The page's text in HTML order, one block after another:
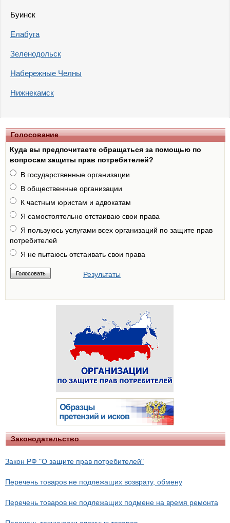
Буинск
Елабуга
Зеленодольск
Набережные Челны
Нижнекамск
Голосование
Куда вы предпочитаете обращаться за помощью по
вопросам защиты прав потребителей?
В государственные организации
В общественные организации
К частным юристам и адвокатам
Я самостоятельно отстаиваю свои права
Я пользуюсь услугами всех организаций по защите прав
потребителей
Я не пытаюсь отстаивать свои права
Результаты
Законодательство
Закон РФ "О защите прав потребителей"
Перечень товаров не подлежащих возврату, обмену
Перечень товаров не подлежащих подмене на время ремонта